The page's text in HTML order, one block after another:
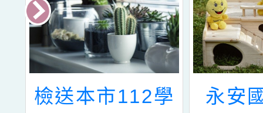
檢送本市112學
永安